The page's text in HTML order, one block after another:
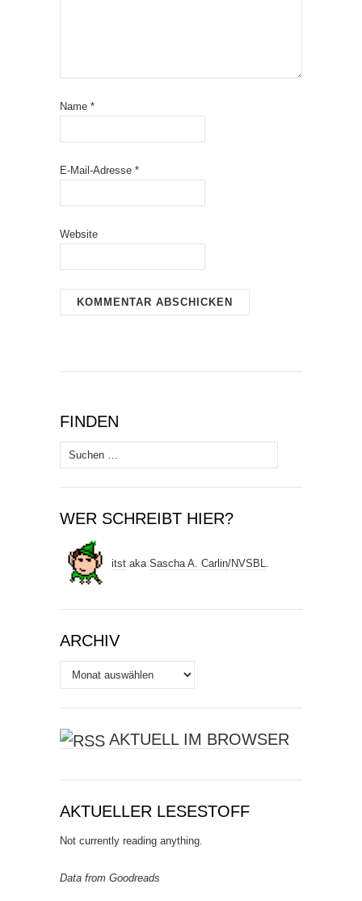
Name *
E-Mail-Adresse *
Website
FINDEN
Suchen
nach:
WER SCHREIBT HIER?
itst aka Sascha A. Carlin/NVSBL.
ARCHIV
Archiv
AKTUELL IM BROWSER
AKTUELLER LESESTOFF
Not currently reading anything.
Data from Goodreads